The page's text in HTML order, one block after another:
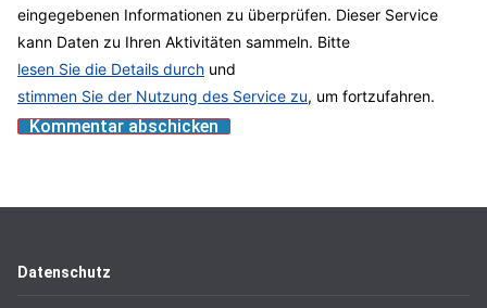
eingegebenen Informationen zu überprüfen. Dieser Service
kann Daten zu Ihren Aktivitäten sammeln. Bitte
lesen Sie die Details durch und
stimmen Sie der Nutzung des Service zu, um fortzufahren.
Datenschutz